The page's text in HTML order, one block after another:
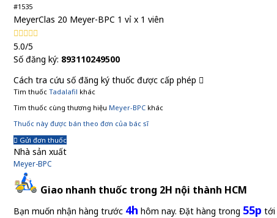
#1535
MeyerClas 20 Meyer-BPC 1 vỉ x 1 viên
5.0/5
Số đăng ký: 893110249500
Cách tra cứu số đăng ký thuốc được cấp phép
Tìm thuốc Tadalafil khác
Tìm thuốc cùng thương hiệu Meyer-BPC khác
Thuốc này được bán theo đơn của bác sĩ
Gửi đơn thuốc
Nhà sản xuất
Meyer-BPC
Giao nhanh thuốc trong 2H nội thành HCM
Bạn muốn nhận hàng trước 4h hôm nay. Đặt hàng trong 55p tới